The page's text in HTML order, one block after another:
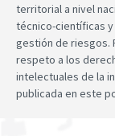
territorial a nivel
técnico-científicas y
gestión de riesgos.
respeto a los
intelectuales de la
publicada en este